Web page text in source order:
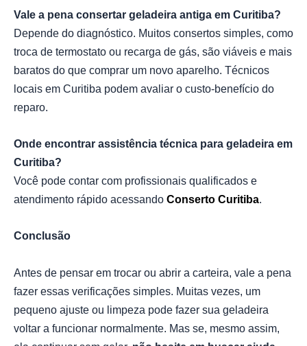
Vale a pena consertar geladeira antiga em Curitiba?
Depende do diagnóstico. Muitos consertos simples, como
troca de termostato ou recarga de gás, são viáveis e mais
baratos do que comprar um novo aparelho. Técnicos
locais em Curitiba podem avaliar o custo-benefício do
reparo.
Onde encontrar assistência técnica para geladeira em
Curitiba?
Você pode contar com profissionais qualificados e
atendimento rápido acessando Conserto Curitiba.
Conclusão
Antes de pensar em trocar ou abrir a carteira, vale a pena
fazer essas verificações simples. Muitas vezes, um
pequeno ajuste ou limpeza pode fazer sua geladeira
voltar a funcionar normalmente. Mas se, mesmo assim,